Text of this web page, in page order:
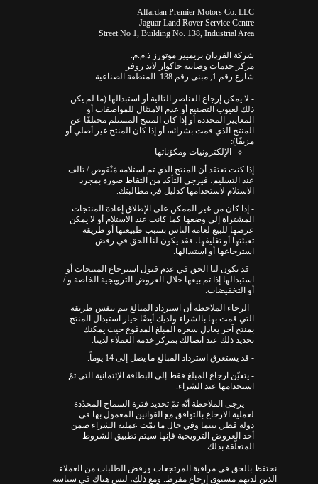
Alfardan Premier Motors Co. LLC
Jaguar Land Rover Service Centre
Street No 1, Building No. 138, Industrial Area
شركة الفردان بريميير موتورز ذ.م.م.
مركز خدمات وصاينة جاكوار لاند روفر
شارع رقم 1, مبنى رقم 138. المنطقة الصناعية
- لا يمكن إرجاع العناصر التالية أو استبدالها (ما لم يكن
ذلك لعيوب التصنيع أو عدم الامتثال للمواصفات أو
المعايير المحددة أو إذا كان المنتج المستلم مختلفًا عن
المنتج الذي قمت بشرائه، أو إذا كان المنتج غير أصلي أو
مزيفًا):
الإلكترونيات ومكوّناتها
إذا كنت تعتقد أن المنتج الذي تم استلامه مَنْقوص / تالف
عند التسليم، فيرجى التأكد من التقاط صورة بمجرد
الاستلام لاستخدامها كدليل في مطالبتك.
- إذا كان من غير الممكن على الإطلاق إعادة المنتجات
المشتراة إلى وضعها كما كانت عند الاستلام أو لا يمكن
عرضها للبيع لعامة الناس بسبب طبيعتها أو طريقة
تعبئتها أو تغليفها، فقد يكون لنا الحق في رفض
استرجاعها أو استبدالها.
- قد يكون لنا الحق في عدم قبول استرجاع المنتجات أو
استبدالها إذا تم بيعها خلال العروض الترويجية الخاصة و /
أو التخفيضات.
- الرجاء الملاحظة أن استرداد المبالغ يتم بنفس طريقة
التي قمت بها بالشراء ولديك أيضًا خيار استبدال المنتج
بمنتج آخر يعادل سعره المبلغ المدفوع حيث يمكنك
تحديد ذلك عند اتصالك بمركز خدمة العملاء لدينا.
- قد يستغرق استرداد المبالغ ما يصل إلى 14 يوماً.
- يتعيّن ارجاع المبلغ فقط إلى البطاقة الإئتمانية التي تمّ
استخدامها عند الشراء.
- - يرجى الملاحظة أنّه تمّ تحديد فترة السماح المحدّدة
لعملية الارجاع بالتوافق مع القوانين المعمول بها في
دولة قطر, بينما وفي حال ما تمّت عملية الشراء ضمن
أحد العروض الترويجية فإنها سيتم تطبيق الشروط
المتعلّقة بذلك.
نحتفظ بالحق في مراقبة المرتجعات ورفض الطلبات من العملاء
الذين لديهم مستوى إرجاع مفرط. ومع ذلك، ليس هناك في سياسة